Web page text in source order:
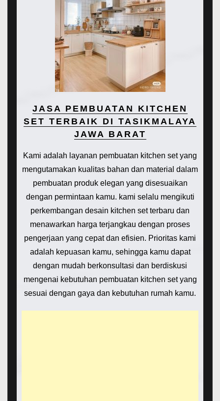
JASA PEMBUATAN KITCHEN
SET TERBAIK DI TASIKMALAYA
JAWA BARAT
Kami adalah layanan pembuatan kitchen set yang
mengutamakan kualitas bahan dan material dalam
pembuatan produk elegan yang disesuaikan
dengan permintaan kamu. kami selalu mengikuti
perkembangan desain kitchen set terbaru dan
menawarkan harga terjangkau dengan proses
pengerjaan yang cepat dan efisien. Prioritas kami
adalah kepuasan kamu, sehingga kamu dapat
dengan mudah berkonsultasi dan berdiskusi
mengenai kebutuhan pembuatan kitchen set yang
sesuai dengan gaya dan kebutuhan rumah kamu.